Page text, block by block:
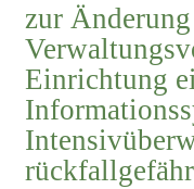
zur
Einrichtung